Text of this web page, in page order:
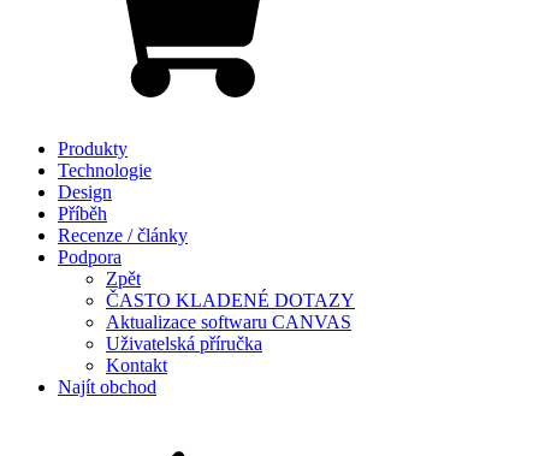
Produkty
Technologie
Design
Příběh
Recenze / články
Podpora
Zpět
ČASTO KLADENÉ DOTAZY
Aktualizace softwaru CANVAS
Uživatelská příručka
Kontakt
Najít obchod